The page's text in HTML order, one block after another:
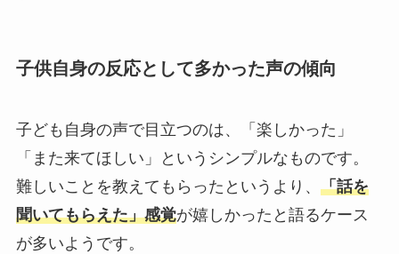
子供自身の反応として多かった声の傾向
子ども自身の声で目立つのは、「楽しかった」
「また来てほしい」というシンプルなものです。
難しいことを教えてもらったというより、 「話を
聞いてもらえた」感覚が嬉しかったと語るケース
が多いようです。